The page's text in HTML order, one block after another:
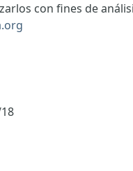
con fines de